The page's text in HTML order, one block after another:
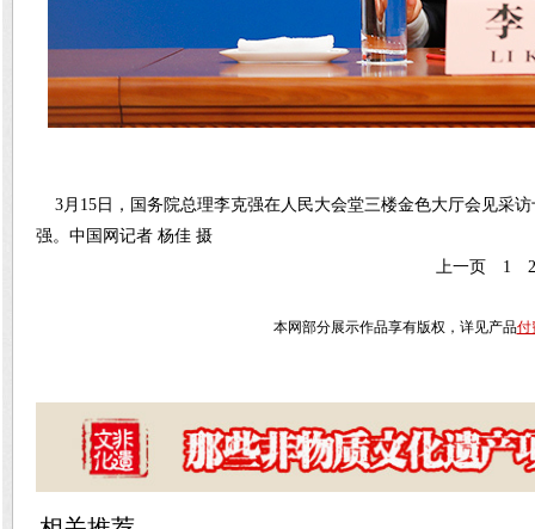
3月15日，国务院总理李克强在人民大会堂三楼金色大厅会见采
强。中国网记者 杨佳 摄
上一页
1 2
本网部分展示作品享有版权，详见产品付